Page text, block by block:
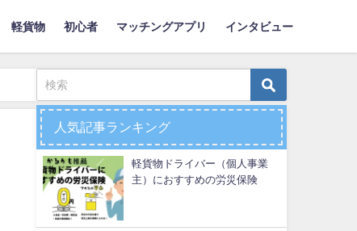
軽貨物 初心者 マッチングアプリ インタビュー
人気記事ランキング
軽貨物ドライバー（個人事業
主）におすすめの労災保険